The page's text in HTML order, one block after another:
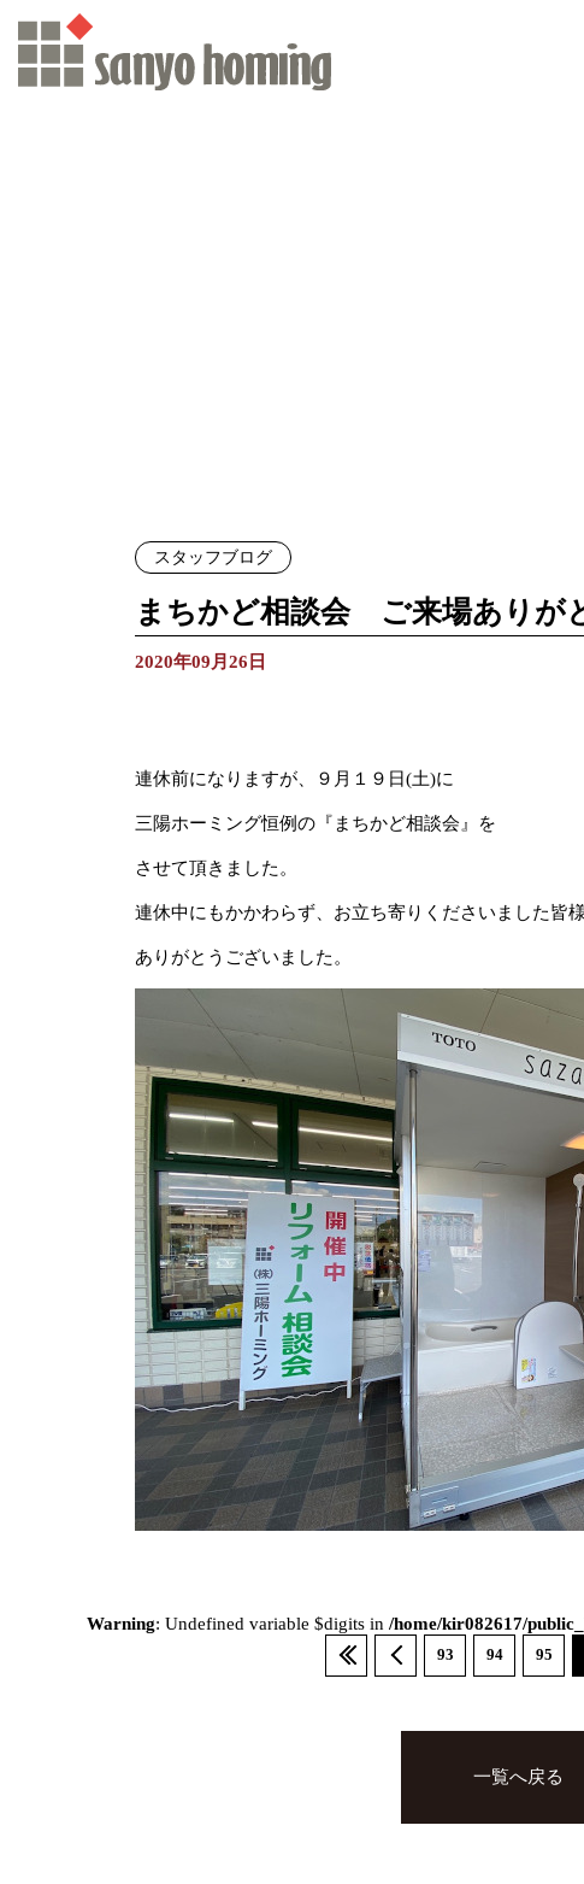
スタッフブログ
まちかど相談会 ご来場ありが
2020年09月26日
連休前になりますが、９月１９日(土)に
三陽ホーミング恒例の『まちかど相談会』を
させて頂きました。
連休中にもかかわらず、お立ち寄りくださいました皆様
ありがとうございました。
Warning: Undefined variable $digits in /home/kir082617/
93 94 95
一覧へ戻る